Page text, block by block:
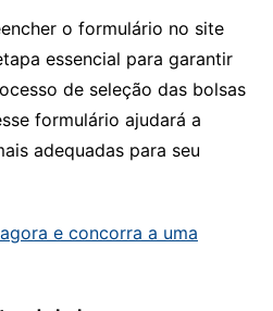
o formulário no site
essencial para garantir
de seleção das bolsas
formulário ajudará a
adequadas para seu
e concorra a uma